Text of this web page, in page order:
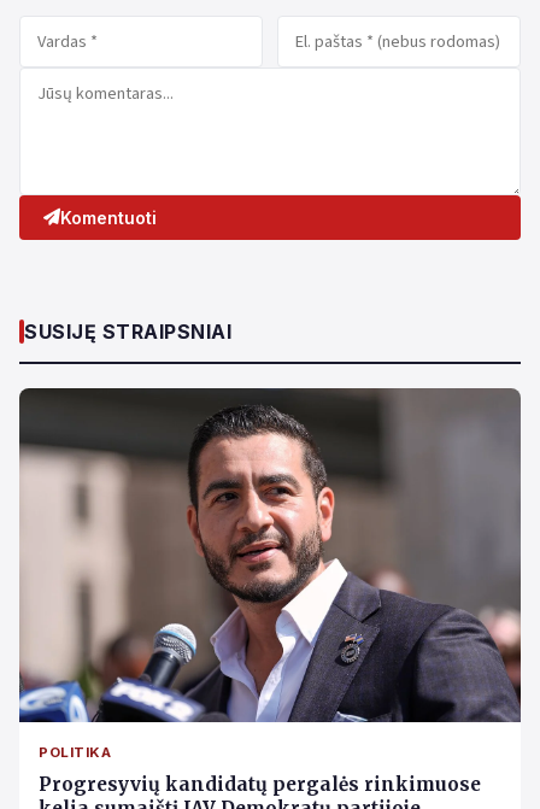
Komentuoti
SUSIJĘ STRAIPSNIAI
POLITIKA
Progresyvių kandidatų pergalės rinkimuose